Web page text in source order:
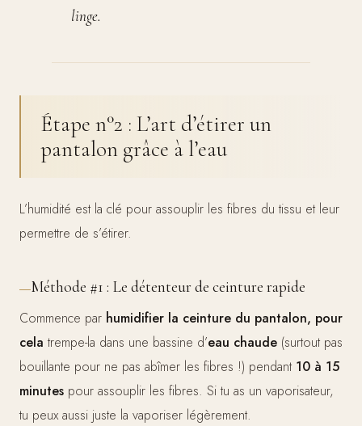
linge.
Étape n°2 : L’art d’étirer un
pantalon grâce à l’eau
L’humidité est la clé pour assouplir les fibres du tissu et leur
permettre de s’étirer.
Méthode #1 : Le détenteur de ceinture rapide
Commence par humidifier la ceinture du pantalon, pour
cela trempe-la dans une bassine d’eau chaude (surtout pas
bouillante pour ne pas abîmer les fibres !) pendant 10 à 15
minutes pour assouplir les fibres. Si tu as un vaporisateur,
tu peux aussi juste la vaporiser légèrement.